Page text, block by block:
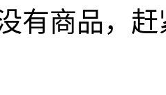
有商品，